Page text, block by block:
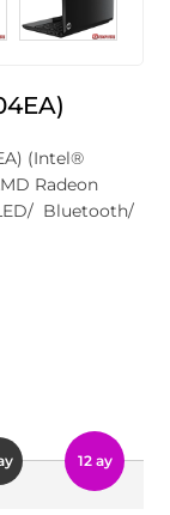
(Intel®
Radeon
Bluetooth/
12 ay